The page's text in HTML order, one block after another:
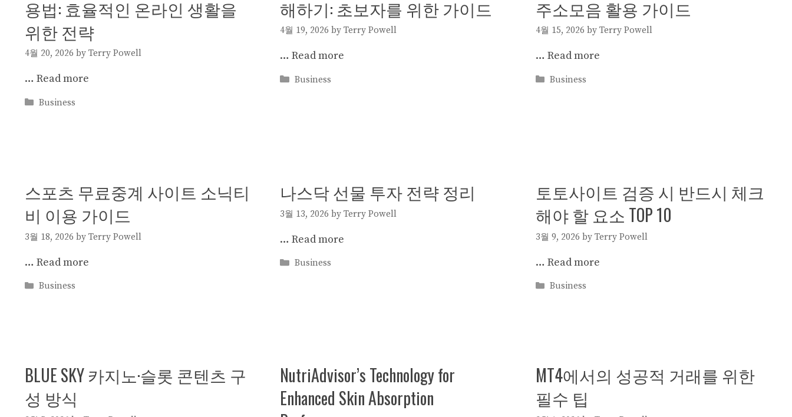
용법: 효율적인 온라인 생활을
위한 전략
4월 20, 2026 by Terry Powell
… Read more
Categories
Business
해하기: 초보자를 위한 가이드
4월 19, 2026 byTerry Powell
…Read more
Categories
Business
주소모음 활용 가이드
4월 15, 2026 by Terry Powell
… Read more
Categories
Business
스포츠 무료중계 사이트 소닉티
비 이용 가이드
3월 18, 2026 by Terry Powell
… Read more
Categories
Business
나스닥 선물 투자 전략 정리
3월 13, 2026 byTerry Powell
…Read more
Categories
Business
토토사이트 검증 시 반드시 체크
해야 할 요소 TOP 10
3월 9, 2026 by Terry Powell
… Read more
Categories
Business
BLUE SKY 카지노·슬롯 콘텐츠 구
성 방식
NutriAdvisor’s Technology for
Enhanced Skin Absorption
MT4에서의 성공적 거래를 위한
필수 팁